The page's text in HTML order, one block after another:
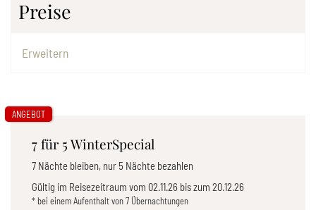
Preise
Erweitern
7 für 5 WinterSpecial
7 Nächte bleiben, nur 5 Nächte bezahlen
Gültig im Reisezeitraum vom 02.11.26 bis zum 20.12.26
* bei einem Aufenthalt von 7 Übernachtungen
ANGEBOT